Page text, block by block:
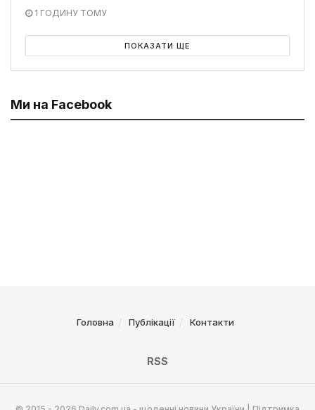
1 ГОДИНУ ТОМУ
ПОКАЗАТИ ЩЕ
Ми на Facebook
Головна Публікації Контакти
RSS